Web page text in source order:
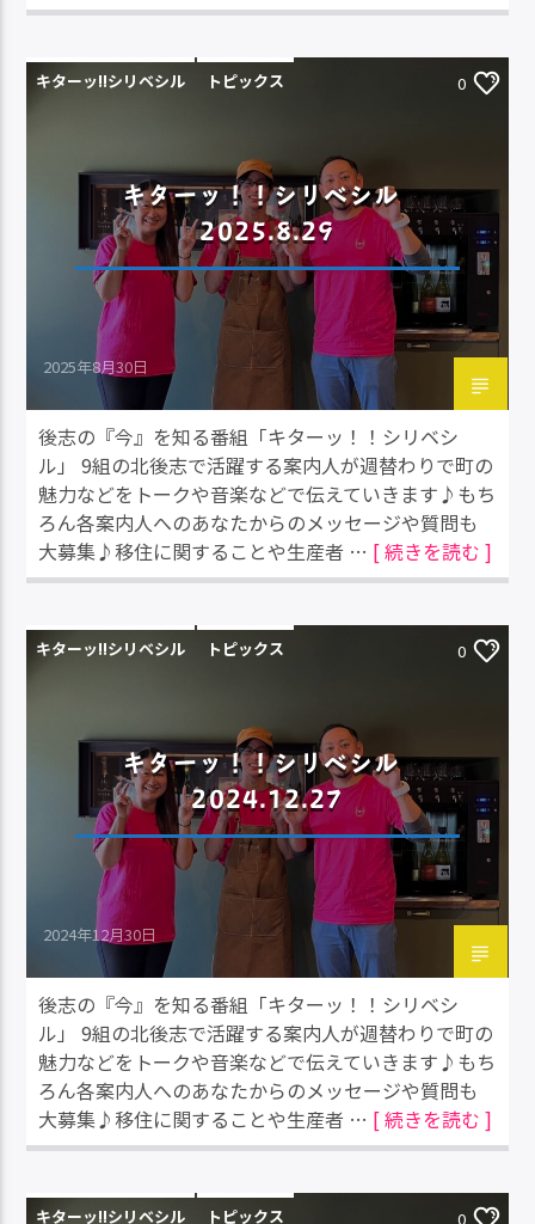
キターッ!!シリベシル トピックス 0
キターッ！！シリベシル
2025.8.29
2025年8月30日
後志の『今』を知る番組「キターッ！！シリベシ
ル」 9組の北後志で活躍する案内人が週替わりで町の
魅力などをトークや音楽などで伝えていきます♪もち
ろん各案内人へのあなたからのメッセージや質問も
大募集♪移住に関することや生産者 … [ 続きを読む ]
キターッ!!シリベシル トピックス 0
キターッ！！シリベシル
2024.12.27
2024年12月30日
後志の『今』を知る番組「キターッ！！シリベシ
ル」 9組の北後志で活躍する案内人が週替わりで町の
魅力などをトークや音楽などで伝えていきます♪もち
ろん各案内人へのあなたからのメッセージや質問も
大募集♪移住に関することや生産者 … [ 続きを読む ]
キターッ!!シリベシル トピックス 0